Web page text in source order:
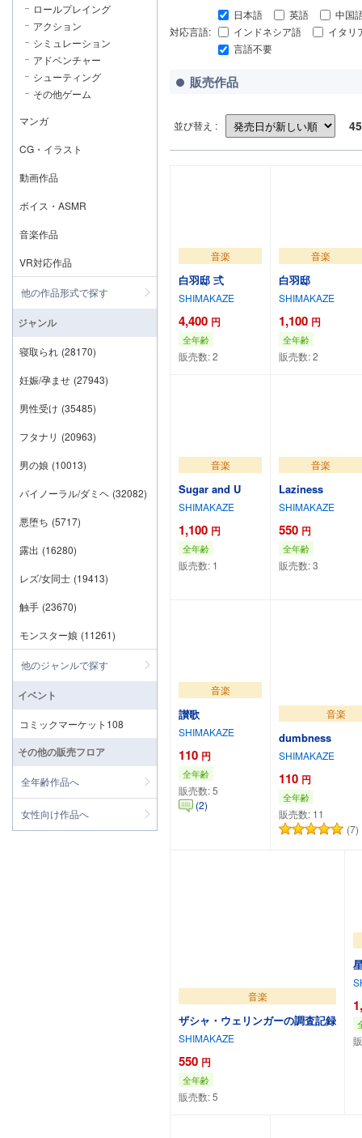
対応言語:
日本語 英語
中国
インドネシア語
イタリ
言語不要
販売作品
並び替え : 45
音楽
白羽邸 弍
SHIMAKAZE
4,400 円
全年齢
販売数:2
カートに追加
音楽
白羽邸
SHIMAKAZE
1,100 円
全年齢
販売数:2
カートに追加
音楽
Sugar and U
SHIMAKAZE
1,100 円
全年齢
販売数: 1
音楽
Laziness
SHIMAKAZE
550 円
全年齢
販売数:3
音楽
讃歌
SHIMAKAZE
110 円
全年齢
販売数:5
(2)
音楽
dumbness
SHIMAKAZE
110 円
全年齢
販売数: 11
(7)
カートに追
音楽
ザシャ・ウェリンガーの調査記録
SHIMAKAZE
550 円
全年齢
販売数:5
ロールプレイング
アクション
シミュレーション
アドベンチャー
シューティング
その他ゲーム
マンガ
CG・イラスト
動画作品
ボイス・ASMR
音楽作品
VR対応作品
他の作品形式で探す
ジャンル
寝取られ (28170)
妊娠/孕ませ (27943)
男性受け (35485)
フタナリ (20963)
男の娘 (10013)
バイノーラル/ダミヘ (32082)
悪堕ち (5717)
露出 (16280)
レズ/女同士 (19413)
触手 (23670)
モンスター娘 (11261)
他のジャンルで探す
イベント
コミックマーケット108
その他の販売フロア
全年齢作品へ
女性向け作品へ